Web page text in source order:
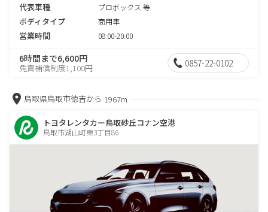
代表車種 プロボックス 等
ボディタイプ 商用車
営業時間 08:00-20:00
6時間まで6,600円
免責補償制度1,100円 0857-22-0102
鳥取県鳥取市徳吉から 1967m
トヨタレンタカー鳥取砂丘コナン空港
鳥取市湖山町東3丁目86